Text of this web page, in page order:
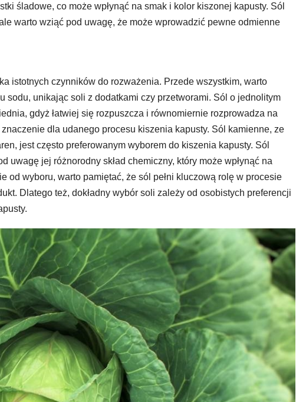
śladowe, co może wpłynąć na smak i kolor kiszonej kapusty. Sól
warto wziąć pod uwagę, że może wprowadzić pewne odmienne
istotnych czynników do rozważenia. Przede wszystkim, warto
sodu, unikając soli z dodatkami czy przetworami. Sól o jednolitym
gdyż łatwiej się rozpuszcza i równomiernie rozprowadza na
dla udanego procesu kiszenia kapusty. Sól kamienne, ze
jest często preferowanym wyborem do kiszenia kapusty. Sól
uwagę jej różnorodny skład chemiczny, który może wpłynąć na
od wyboru, warto pamiętać, że sól pełni kluczową rolę w procesie
Dlatego też, dokładny wybór soli zależy od osobistych preferencji